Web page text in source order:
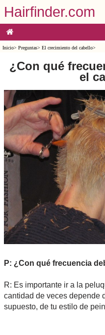
Hairfinder.com
Inicio> Preguntas> El crecimiento del cabello>
¿Con qué
el
P: ¿Con qué frecuencia
R: Es importante ir a la
cantidad de veces depende
supuesto, de tu estilo de